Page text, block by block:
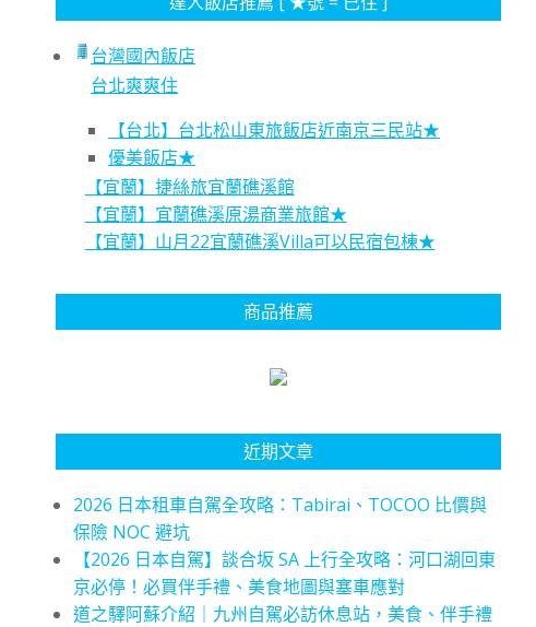
台灣國內飯店
台北爽爽住
【台北】台北松山東旅飯店近南京三民站★
優美飯店★
【宜蘭】捷絲旅宜蘭礁溪館
【宜蘭】宜蘭礁溪原湯商業旅館★
【宜蘭】山月22宜蘭礁溪Villa可以民宿包棟★
商品推薦
近期文章
2026 日本租車自駕全攻略：Tabirai、TOCOO 比價與
保險 NOC 避坑
【2026 日本自駕】談合坂 SA 上行全攻略：河口湖回東
京必停！必買伴手禮、美食地圖與塞車應對
道之驛阿蘇介紹｜九州自駕必訪休息站，美食、伴手禮